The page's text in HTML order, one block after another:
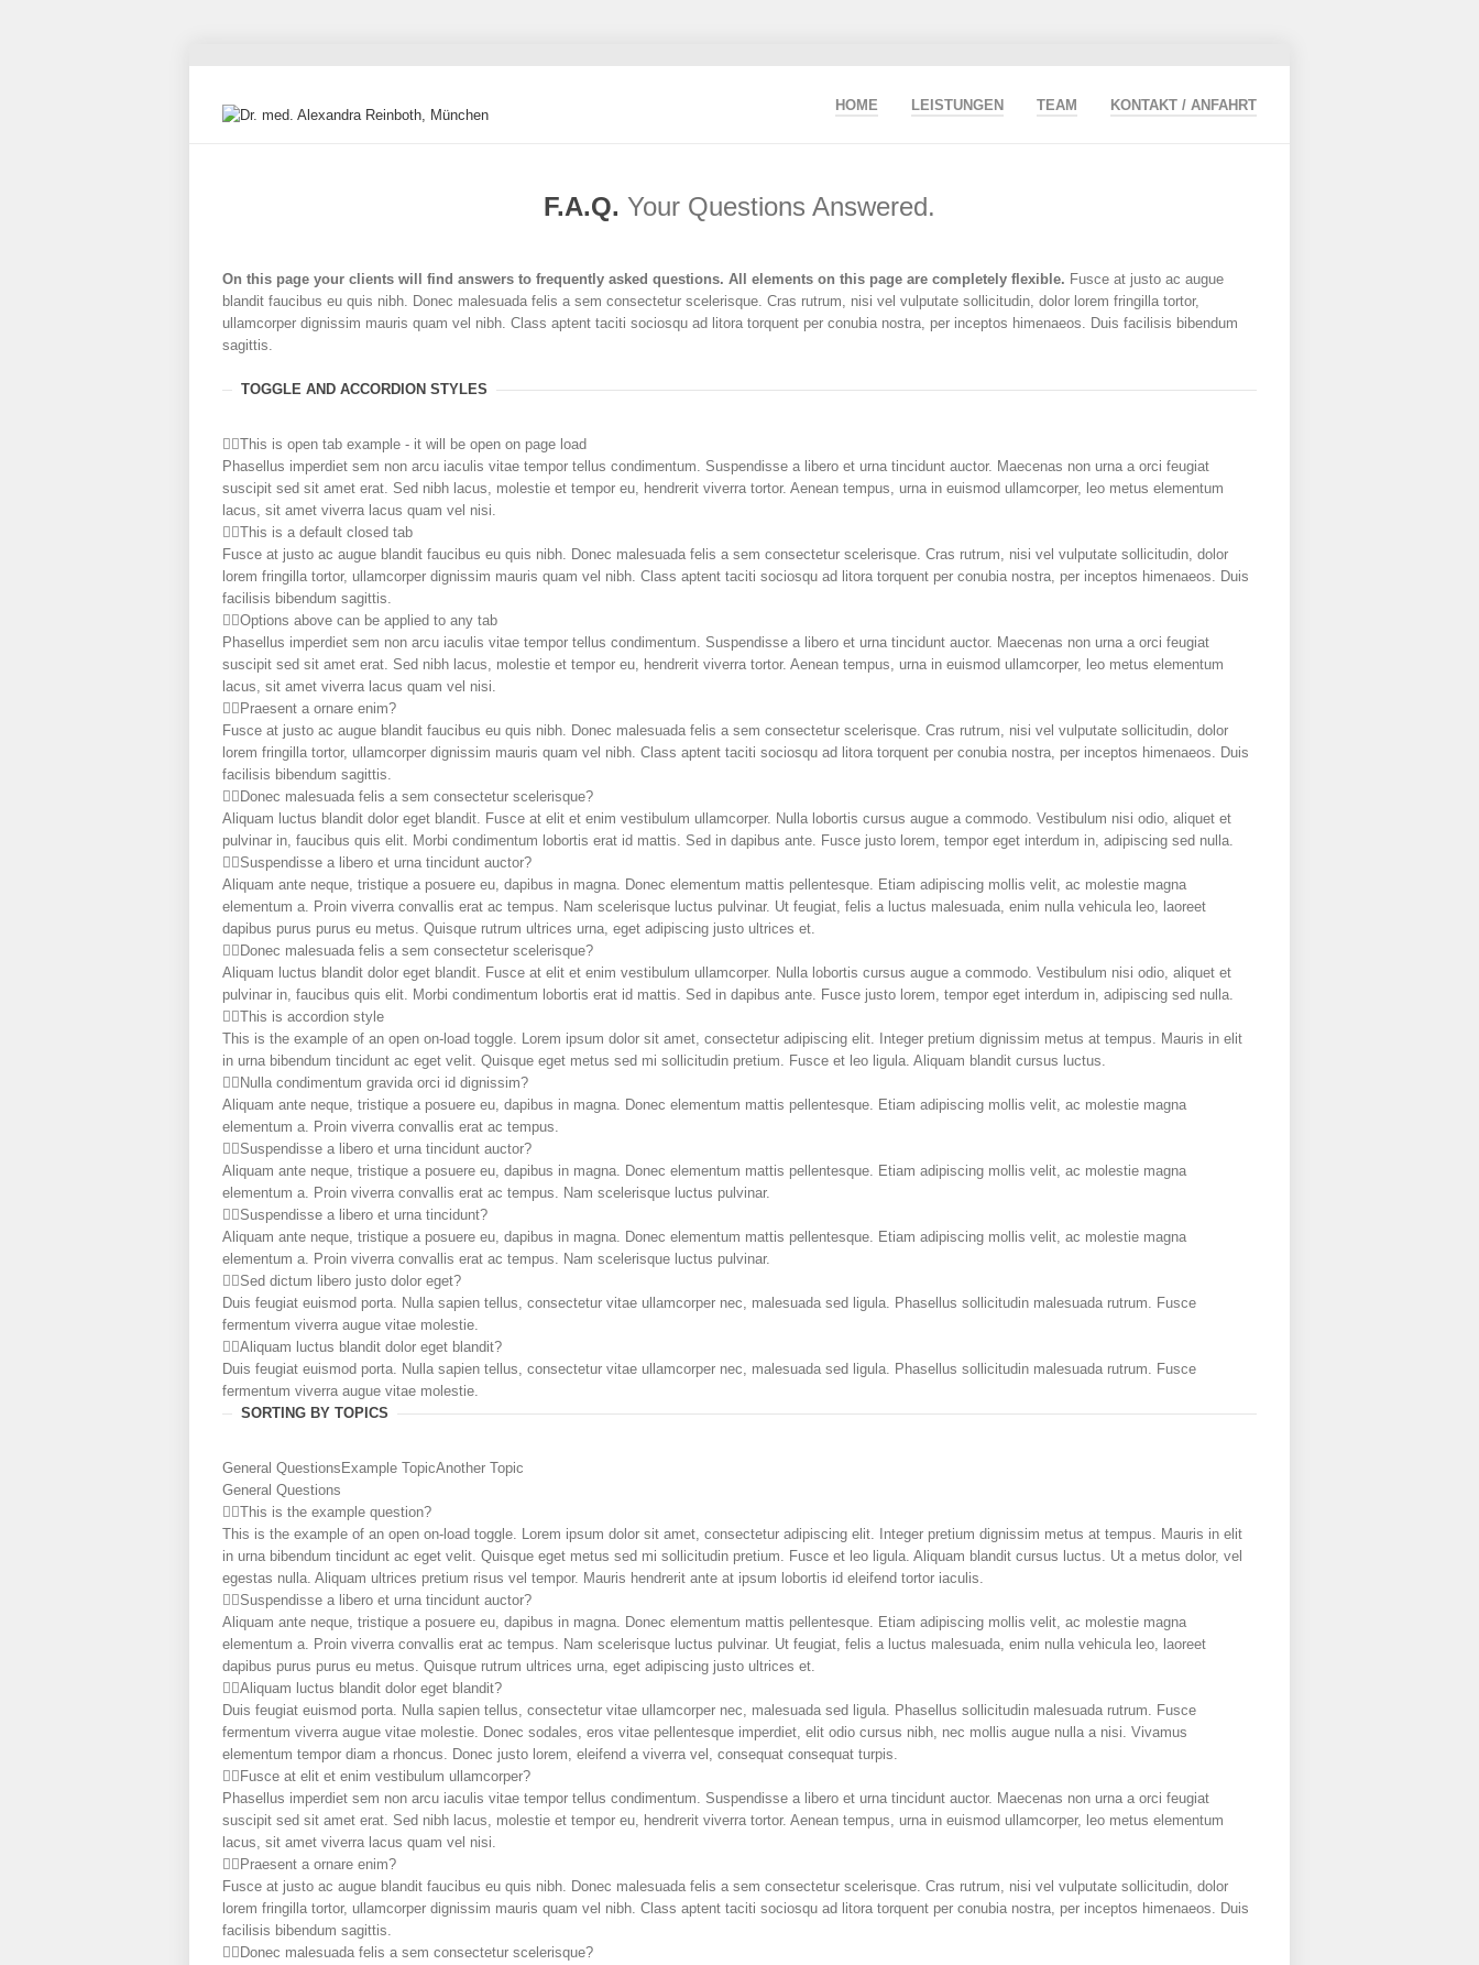
HOME LEISTUNGEN TEAM KONTAKT / ANFAHRT
F.A.Q. Your Questions Answered.
On this page your clients will find answers to frequently asked questions. All elements on this page are completely flexible. Fusce at justo ac augue
blandit faucibus eu quis nibh. Donec malesuada felis a sem consectetur scelerisque. Cras rutrum, nisi vel vulputate sollicitudin, dolor lorem fringilla tortor,
ullamcorper dignissim mauris quam vel nibh. Class aptent taciti sociosqu ad litora torquent per conubia nostra, per inceptos himenaeos. Duis facilisis bibendum
sagittis.
TOGGLE AND ACCORDION STYLES
This is open tab example - it will be open on page load
Phasellus imperdiet sem non arcu iaculis vitae tempor tellus condimentum. Suspendisse a libero et urna tincidunt auctor. Maecenas non urna a orci feugiat
suscipit sed sit amet erat. Sed nibh lacus, molestie et tempor eu, hendrerit viverra tortor. Aenean tempus, urna in euismod ullamcorper, leo metus elementum
lacus, sit amet viverra lacus quam vel nisi.
This is a default closed tab
Fusce at justo ac augue blandit faucibus eu quis nibh. Donec malesuada felis a sem consectetur scelerisque. Cras rutrum, nisi vel vulputate sollicitudin, dolor
lorem fringilla tortor, ullamcorper dignissim mauris quam vel nibh. Class aptent taciti sociosqu ad litora torquent per conubia nostra, per inceptos himenaeos. Duis
facilisis bibendum sagittis.
Options above can be applied to any tab
Phasellus imperdiet sem non arcu iaculis vitae tempor tellus condimentum. Suspendisse a libero et urna tincidunt auctor. Maecenas non urna a orci feugiat
suscipit sed sit amet erat. Sed nibh lacus, molestie et tempor eu, hendrerit viverra tortor. Aenean tempus, urna in euismod ullamcorper, leo metus elementum
lacus, sit amet viverra lacus quam vel nisi.
Praesent a ornare enim?
Fusce at justo ac augue blandit faucibus eu quis nibh. Donec malesuada felis a sem consectetur scelerisque. Cras rutrum, nisi vel vulputate sollicitudin, dolor
lorem fringilla tortor, ullamcorper dignissim mauris quam vel nibh. Class aptent taciti sociosqu ad litora torquent per conubia nostra, per inceptos himenaeos. Duis
facilisis bibendum sagittis.
Donec malesuada felis a sem consectetur scelerisque?
Aliquam luctus blandit dolor eget blandit. Fusce at elit et enim vestibulum ullamcorper. Nulla lobortis cursus augue a commodo. Vestibulum nisi odio, aliquet et
pulvinar in, faucibus quis elit. Morbi condimentum lobortis erat id mattis. Sed in dapibus ante. Fusce justo lorem, tempor eget interdum in, adipiscing sed nulla.
Suspendisse a libero et urna tincidunt auctor?
Aliquam ante neque, tristique a posuere eu, dapibus in magna. Donec elementum mattis pellentesque. Etiam adipiscing mollis velit, ac molestie magna
elementum a. Proin viverra convallis erat ac tempus. Nam scelerisque luctus pulvinar. Ut feugiat, felis a luctus malesuada, enim nulla vehicula leo, laoreet
dapibus purus purus eu metus. Quisque rutrum ultrices urna, eget adipiscing justo ultrices et.
Donec malesuada felis a sem consectetur scelerisque?
Aliquam luctus blandit dolor eget blandit. Fusce at elit et enim vestibulum ullamcorper. Nulla lobortis cursus augue a commodo. Vestibulum nisi odio, aliquet et
pulvinar in, faucibus quis elit. Morbi condimentum lobortis erat id mattis. Sed in dapibus ante. Fusce justo lorem, tempor eget interdum in, adipiscing sed nulla.
This is accordion style
This is the example of an open on-load toggle. Lorem ipsum dolor sit amet, consectetur adipiscing elit. Integer pretium dignissim metus at tempus. Mauris in elit
in urna bibendum tincidunt ac eget velit. Quisque eget metus sed mi sollicitudin pretium. Fusce et leo ligula. Aliquam blandit cursus luctus.
Nulla condimentum gravida orci id dignissim?
Aliquam ante neque, tristique a posuere eu, dapibus in magna. Donec elementum mattis pellentesque. Etiam adipiscing mollis velit, ac molestie magna
elementum a. Proin viverra convallis erat ac tempus.
Suspendisse a libero et urna tincidunt auctor?
Aliquam ante neque, tristique a posuere eu, dapibus in magna. Donec elementum mattis pellentesque. Etiam adipiscing mollis velit, ac molestie magna
elementum a. Proin viverra convallis erat ac tempus. Nam scelerisque luctus pulvinar.
Suspendisse a libero et urna tincidunt?
Aliquam ante neque, tristique a posuere eu, dapibus in magna. Donec elementum mattis pellentesque. Etiam adipiscing mollis velit, ac molestie magna
elementum a. Proin viverra convallis erat ac tempus. Nam scelerisque luctus pulvinar.
Sed dictum libero justo dolor eget?
Duis feugiat euismod porta. Nulla sapien tellus, consectetur vitae ullamcorper nec, malesuada sed ligula. Phasellus sollicitudin malesuada rutrum. Fusce
fermentum viverra augue vitae molestie.
Aliquam luctus blandit dolor eget blandit?
Duis feugiat euismod porta. Nulla sapien tellus, consectetur vitae ullamcorper nec, malesuada sed ligula. Phasellus sollicitudin malesuada rutrum. Fusce
fermentum viverra augue vitae molestie.
SORTING BY TOPICS
General Questions Example TopicAnother Topic
General Questions
This is the example question?
This is the example of an open on-load toggle. Lorem ipsum dolor sit amet, consectetur adipiscing elit. Integer pretium dignissim metus at tempus. Mauris in elit
in urna bibendum tincidunt ac eget velit. Quisque eget metus sed mi sollicitudin pretium. Fusce et leo ligula. Aliquam blandit cursus luctus. Ut a metus dolor, vel
egestas nulla. Aliquam ultrices pretium risus vel tempor. Mauris hendrerit ante at ipsum lobortis id eleifend tortor iaculis.
Suspendisse a libero et urna tincidunt auctor?
Aliquam ante neque, tristique a posuere eu, dapibus in magna. Donec elementum mattis pellentesque. Etiam adipiscing mollis velit, ac molestie magna
elementum a. Proin viverra convallis erat ac tempus. Nam scelerisque luctus pulvinar. Ut feugiat, felis a luctus malesuada, enim nulla vehicula leo, laoreet
dapibus purus purus eu metus. Quisque rutrum ultrices urna, eget adipiscing justo ultrices et.
Aliquam luctus blandit dolor eget blandit?
Duis feugiat euismod porta. Nulla sapien tellus, consectetur vitae ullamcorper nec, malesuada sed ligula. Phasellus sollicitudin malesuada rutrum. Fusce
fermentum viverra augue vitae molestie. Donec sodales, eros vitae pellentesque imperdiet, elit odio cursus nibh, nec mollis augue nulla a nisi. Vivamus
elementum tempor diam a rhoncus. Donec justo lorem, eleifend a viverra vel, consequat consequat turpis.
Fusce at elit et enim vestibulum ullamcorper?
Phasellus imperdiet sem non arcu iaculis vitae tempor tellus condimentum. Suspendisse a libero et urna tincidunt auctor. Maecenas non urna a orci feugiat
suscipit sed sit amet erat. Sed nibh lacus, molestie et tempor eu, hendrerit viverra tortor. Aenean tempus, urna in euismod ullamcorper, leo metus elementum
lacus, sit amet viverra lacus quam vel nisi.
Praesent a ornare enim?
Fusce at justo ac augue blandit faucibus eu quis nibh. Donec malesuada felis a sem consectetur scelerisque. Cras rutrum, nisi vel vulputate sollicitudin, dolor
lorem fringilla tortor, ullamcorper dignissim mauris quam vel nibh. Class aptent taciti sociosqu ad litora torquent per conubia nostra, per inceptos himenaeos. Duis
facilisis bibendum sagittis.
Donec malesuada felis a sem consectetur scelerisque?